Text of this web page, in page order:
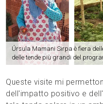
Úrsula Mamani Sirpa è fiera
delle tende più grandi del
Queste visite mi
dell'impatto positivo e